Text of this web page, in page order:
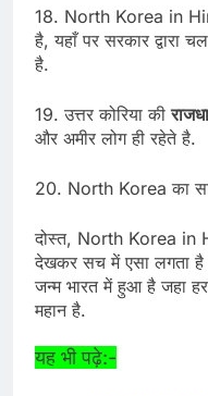
18. North Korea in
है, यहाँ पर सरकार द्वारा
है.
19. उत्तर कोरिया की
और अमीर लोग ही रहेते है.
20. North Korea का
दोस्त, North Korea in
देखकर सच में एसा लगता है
जन्म भारत में हुआ है जहा
महान है.
यह भी पढ़े:-